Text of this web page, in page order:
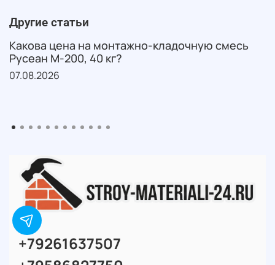
Другие статьи
Какова цена на монтажно-кладочную смесь
Русеан М-200, 40 кг?
07.08.2026
+79261637507